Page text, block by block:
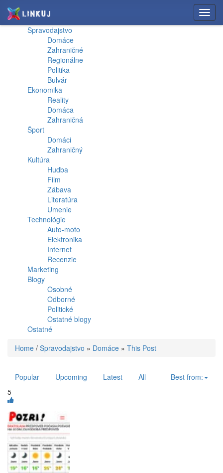
Spravodajstvo
Domáce
Zahraničné
Regionálne
Politika
Bulvár
Ekonomika
Reality
Domáca
Zahraničná
Šport
Domáci
Zahraničný
Kultúra
Hudba
Film
Zábava
Literatúra
Umenie
Technológie
Auto-moto
Elektronika
Internet
Recenzie
Marketing
Blogy
Osobné
Odborné
Politické
Ostatné blogy
Ostatné
Home / Spravodajstvo » Domáce » This Post
Popular Upcoming Latest All
Best from:
5